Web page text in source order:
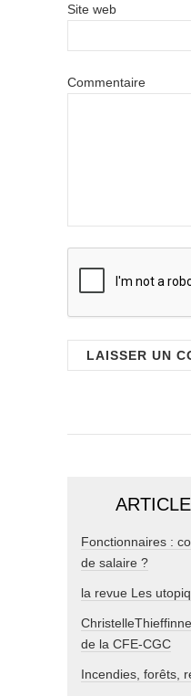
Site web
Commentaire
Fonctionnaires :
de salaire ?
la revue Les
de la CFE-CGC
Incendies, forêts,